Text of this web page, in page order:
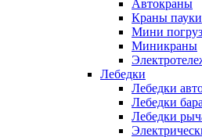
Автокраны
Краны пауки
Мини
Миникраны
Лебедки
Лебедки
Лебедки
Лебедки